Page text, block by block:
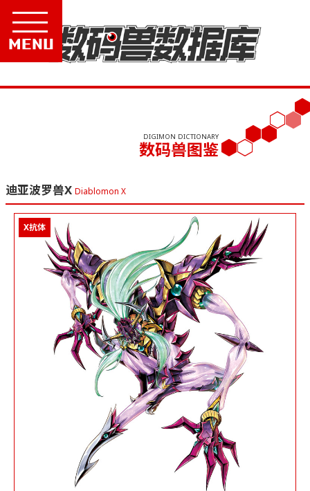
DIGIMON DICTIONARY
数码兽图鉴
迪亚波罗兽X Diablomon X
X抗体